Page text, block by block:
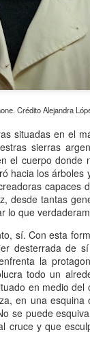
Crédito Alejandra
situadas en el
sierras
el cuerpo donde
hacia los
capaces
desde tantas
lo que
sí. Con esta
desterrada de
la
todo un
en medio
en una
se puede
cruce y que
13
Marta Lubos
27/3/2026):
una mujer en
Hace 10 años, ella
de tapa" de
denominación que
habría dado risa a
una artista en